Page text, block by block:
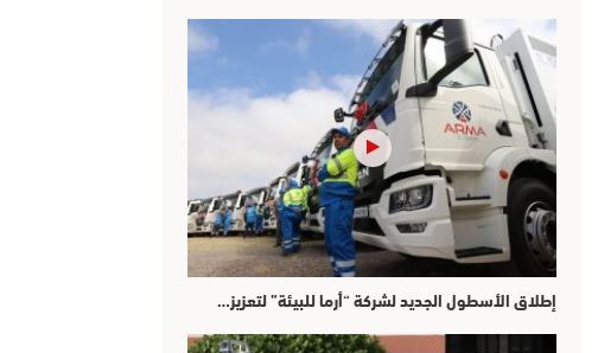
إطلاق الأسطول الجديد لشركة “أرما للبيئة” لتعزيز…